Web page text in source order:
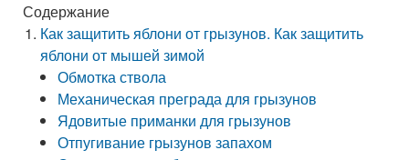
Содержание
Как защитить яблони от грызунов. Как защитить
яблони от мышей зимой
Обмотка ствола
Механическая преграда для грызунов
Ядовитые приманки для грызунов
Отпугивание грызунов запахом